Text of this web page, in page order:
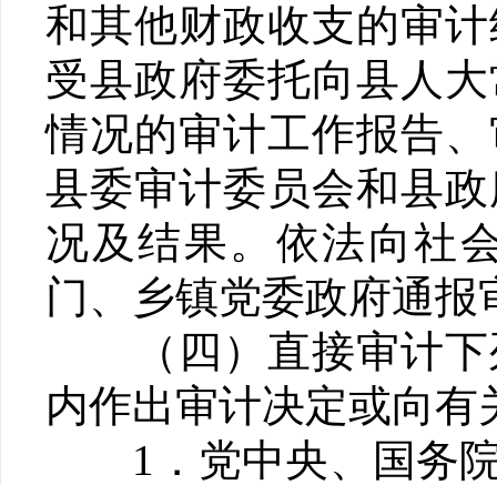
和其他财政收支的审
受县政府委托向县人
情况的审计工作报告
县委审计委员会和县
况及结果。依法向社
门、乡镇党委政府通
（四）直接审计下
内作出审计决定或向
1．党中央、国务院